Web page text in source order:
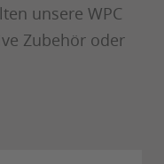
unsere WPC
Zubehör oder